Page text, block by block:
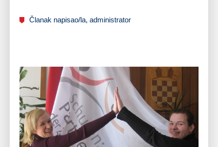
Članak napisao/la, administrator